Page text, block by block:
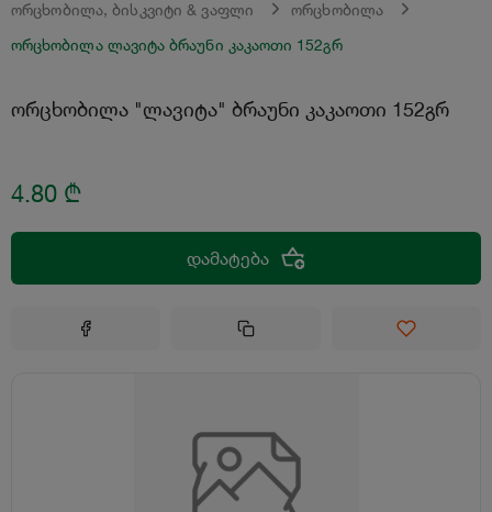
ორცხობილა, ბისკვიტი & ვაფლი
ორცხობილა
ორცხობილა ლავიტა ბრაუნი კაკაოთი 152გრ
ორცხობილა "ლავიტა" ბრაუნი კაკაოთი 152გრ
4.80 ₾
დამატება